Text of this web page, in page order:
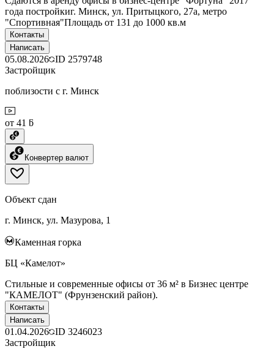
года постройкиг. Минск, ул. Притыцкого, 27а, метро
"Спортивная"Площадь от 131 до 1000 кв.м
Контакты
Написать
05.08.2026 ID 2579748
Застройщик
поблизости с г. Минск
от 41 ƃ
Конвертер валют
Объект сдан
г. Минск, ул. Мазурова, 1
Каменная горка
БЦ «Камелот»
Стильные и современные офисы от 36 м² в Бизнес центре
"КАМЕЛОТ" (Фрунзенский район).
Контакты
Написать
01.04.2026 ID 3246023
Застройщик